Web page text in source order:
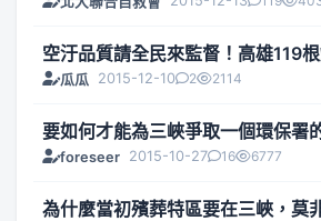
空汙品質請全民來監督！高雄119
瓜瓜 2015-12-10 2 2114
要如何才能為三峽爭取一個環保署
foreseer 2015-10-27 16 6777
為什麼當初殯葬特區要在三峽，莫